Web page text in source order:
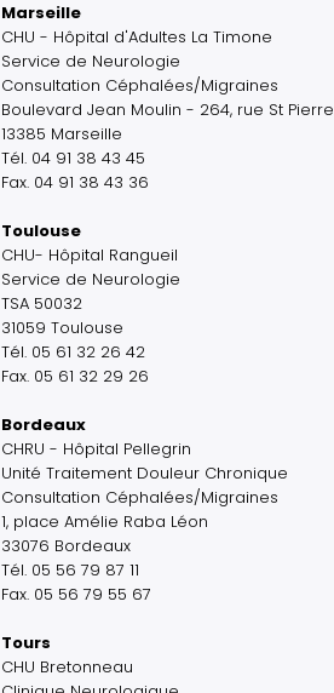
Marseille
CHU - Hôpital d'Adultes La Timone
Service de Neurologie
Consultation Céphalées/Migraines
Boulevard Jean Moulin - 264, rue St Pierre
13385 Marseille
Tél. 04 91 38 43 45
Fax. 04 91 38 43 36
Toulouse
CHU- Hôpital Rangueil
Service de Neurologie
TSA 50032
31059 Toulouse
Tél. 05 61 32 26 42
Fax. 05 61 32 29 26
Bordeaux
CHRU - Hôpital Pellegrin
Unité Traitement Douleur Chronique
Consultation Céphalées/Migraines
1, place Amélie Raba Léon
33076 Bordeaux
Tél. 05 56 79 87 11
Fax. 05 56 79 55 67
Tours
CHU Bretonneau